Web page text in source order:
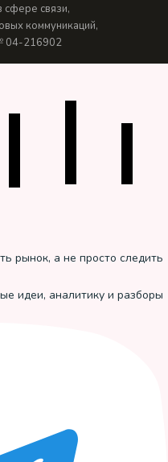
связи,
коммуникаций,
04-216902
рынок, а не просто следить
идеи, аналитику и разборы